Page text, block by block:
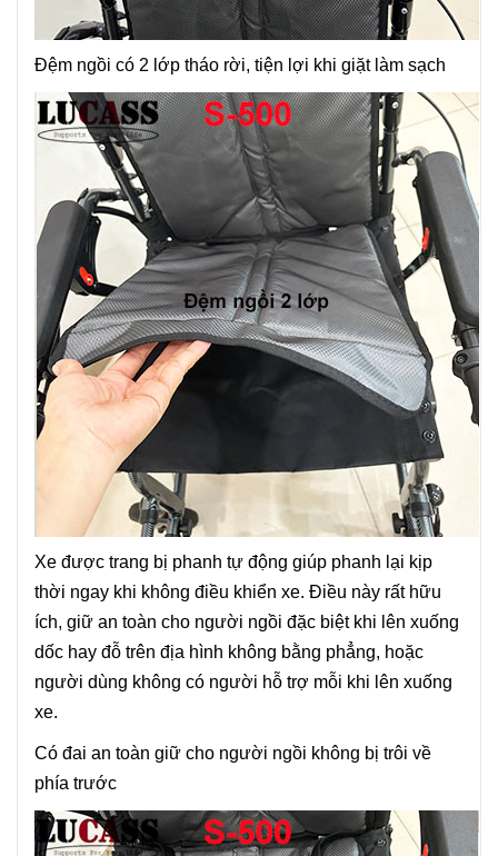
Đệm ngồi có 2 lớp tháo rời, tiện lợi khi giặt làm sạch
Xe được trang bị phanh tự động giúp phanh lại kịp
thời ngay khi không điều khiển xe. Điều này rất hữu
ích, giữ an toàn cho người ngồi đặc biệt khi lên xuống
dốc hay đỗ trên địa hình không bằng phẳng, hoặc
người dùng không có người hỗ trợ mỗi khi lên xuống
xe.
Có đai an toàn giữ cho người ngồi không bị trôi về
phía trước